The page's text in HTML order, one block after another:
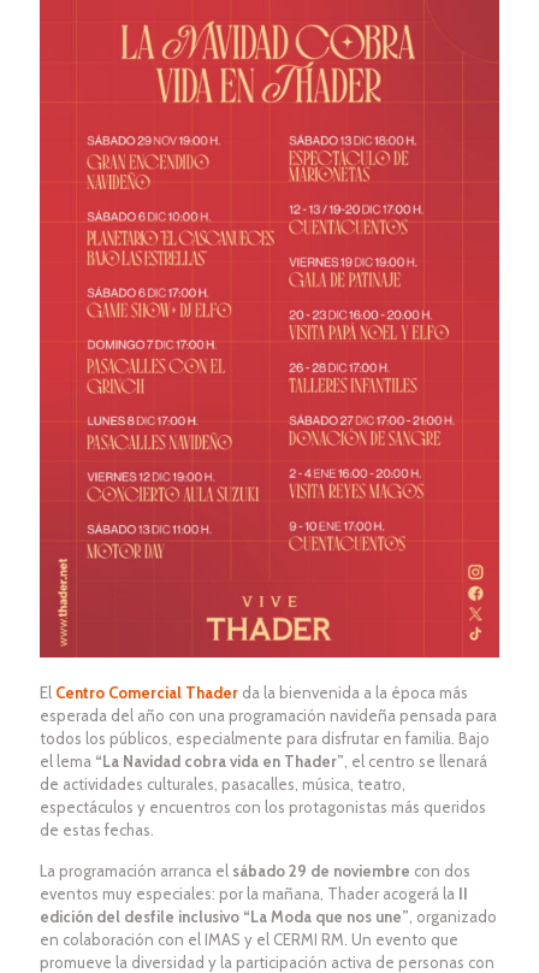
El Centro Comercial Thader da la bienvenida a la época más
esperada del año con una programación navideña pensada para
todos los públicos, especialmente para disfrutar en familia. Bajo
el lema “La Navidad cobra vida en Thader” , el centro se llenará
de actividades culturales, pasacalles, música, teatro,
espectáculos y encuentros con los protagonistas más queridos
de estas fechas.
La programación arranca el sábado 29 de noviembre con dos
eventos muy especiales: por la mañana, Thader acogerá la II
edición del desfile inclusivo “La Moda que nos une” , organizado
en colaboración con el IMAS y el CERMI RM. Un evento que
promueve la diversidad y la participación activa de personas con